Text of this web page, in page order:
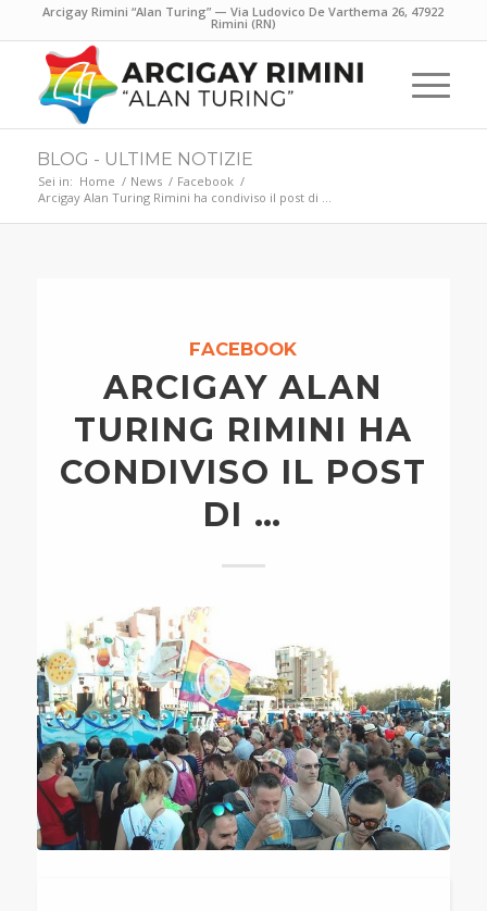
Arcigay Rimini “Alan Turing” — Via Ludovico De Varthema 26, 47922
Rimini (RN)
BLOG - ULTIME NOTIZIE
Sei in: Home / News / Facebook /
Arcigay Alan Turing Rimini ha condiviso il post di …
FACEBOOK
ARCIGAY ALAN
TURING RIMINI HA
CONDIVISO IL POST
DI …